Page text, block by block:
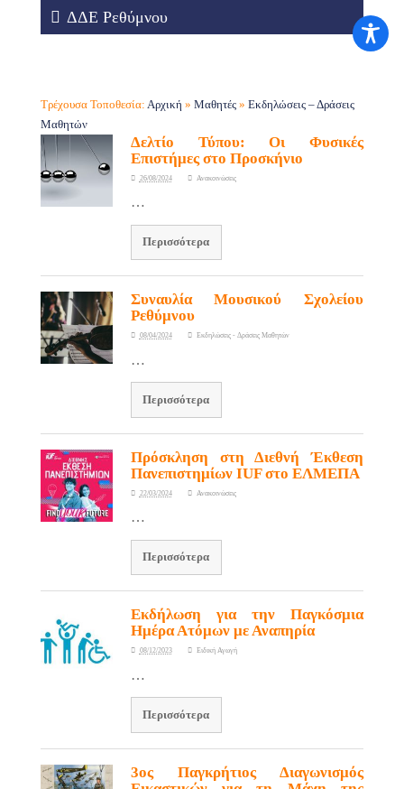
ΔΔΕ Ρεθύμνου
Τρέχουσα Τοποθεσία: Αρχική » Μαθητές» Εκδηλώσεις – Δράσεις
Μαθητών
Δελτίο Τύπου: Οι Φυσικές
Επιστήμες στο Προσκήνιο
26/08/2024 Ανακοινώσεις
…
Περισσότερα
Συναυλία Μουσικού Σχολείου
Ρεθύμνου
08/04/2024 Εκδηλώσεις - Δράσεις Μαθητών
…
Περισσότερα
Πρόσκληση στη Διεθνή Έκθεση
Πανεπιστημίων IUF στο ΕΛΜΕΠΑ
22/03/2024 Ανακοινώσεις
…
Περισσότερα
Εκδήλωση για την Παγκόσμια
Ημέρα Ατόμων με Αναπηρία
08/12/2023 Ειδική Αγωγή
…
Περισσότερα
3ος Παγκρήτιος Διαγωνισμός